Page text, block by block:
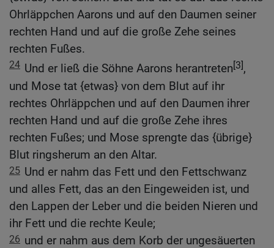
Ohrläppchen Aarons und auf den Daumen seiner
rechten Hand und auf die große Zehe seines
rechten Fußes.
24 Und er ließ die Söhne Aarons herantreten[3],
und Mose tat {etwas} von dem Blut auf ihr
rechtes Ohrläppchen und auf den Daumen ihrer
rechten Hand und auf die große Zehe ihres
rechten Fußes; und Mose sprengte das {übrige}
Blut ringsherum an den Altar.
25 Und er nahm das Fett und den Fettschwanz
und alles Fett, das an den Eingeweiden ist, und
den Lappen der Leber und die beiden Nieren und
ihr Fett und die rechte Keule;
26 und er nahm aus dem Korb der ungesäuerten